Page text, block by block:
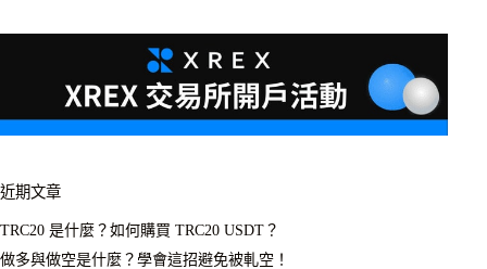
近期文章
TRC20 是什麼？如何購買 TRC20 USDT？
做多與做空是什麼？學會這招避免被軋空！